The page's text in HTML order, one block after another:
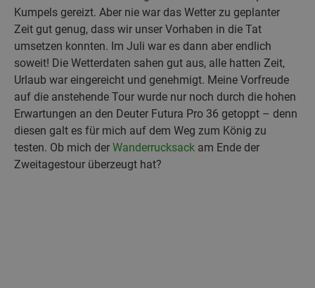
Kumpels gereizt. Aber nie war das Wetter zu geplanter
Zeit gut genug, dass wir unser Vorhaben in die Tat
umsetzen konnten. Im Juli war es dann aber endlich
soweit! Die Wetterdaten sahen gut aus, alle hatten Zeit,
Urlaub war eingereicht und genehmigt. Meine Vorfreude
auf die anstehende Tour wurde nur noch durch die hohen
Erwartungen an den Deuter Futura Pro 36 getoppt – denn
diesen galt es für mich auf dem Weg zum König zu
testen. Ob mich der Wanderrucksack am Ende der
Zweitagestour überzeugt hat?